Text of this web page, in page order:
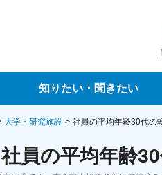
知りたい・聞きたい
職ノウハウ
データで見る転職
大学・研究施設 社員の平均年齢30代の
員の平均年齢